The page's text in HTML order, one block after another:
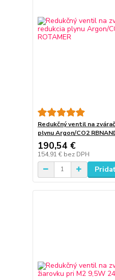
Redukčný ventil na
plynu Argon/CO2
190,54 €
154,91 € bez DPH